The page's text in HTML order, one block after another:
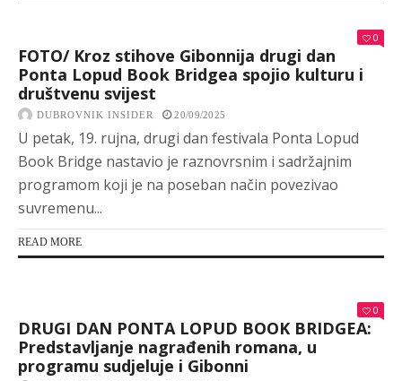
0
FOTO/ Kroz stihove Gibonnija drugi dan
Ponta Lopud Book Bridgea spojio kulturu i
društvenu svijest
DUBROVNIK INSIDER 20/09/2025
U petak, 19. rujna, drugi dan festivala Ponta Lopud
Book Bridge nastavio je raznovrsnim i sadržajnim
programom koji je na poseban način povezivao
suvremenu...
READ MORE
0
DRUGI DAN PONTA LOPUD BOOK BRIDGEA:
Predstavljanje nagrađenih romana, u
programu sudjeluje i Gibonni